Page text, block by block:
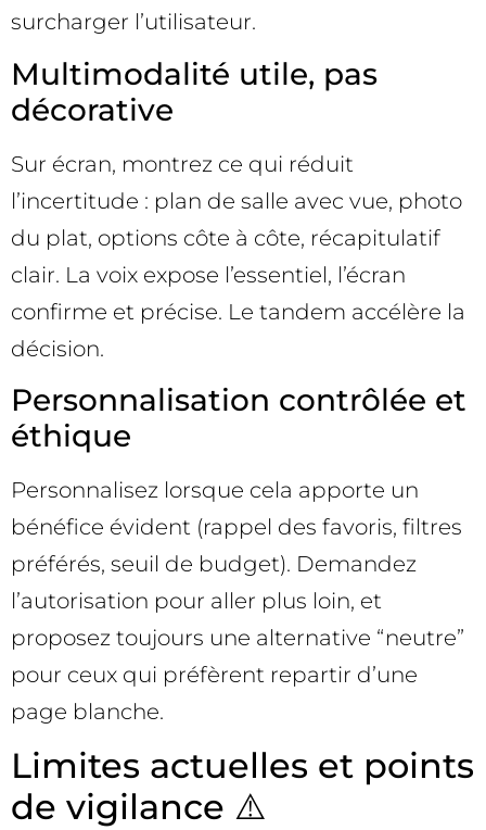
surcharger l’utilisateur.
Multimodalité utile, pas
décorative
Sur écran, montrez ce qui réduit
l’incertitude : plan de salle avec vue, photo
du plat, options côte à côte, récapitulatif
clair. La voix expose l’essentiel, l’écran
confirme et précise. Le tandem accélère la
décision.
Personnalisation contrôlée et
éthique
Personnalisez lorsque cela apporte un
bénéfice évident (rappel des favoris, filtres
préférés, seuil de budget). Demandez
l’autorisation pour aller plus loin, et
proposez toujours une alternative “neutre”
pour ceux qui préfèrent repartir d’une
page blanche.
Limites actuelles et points
de vigilance ⚠️